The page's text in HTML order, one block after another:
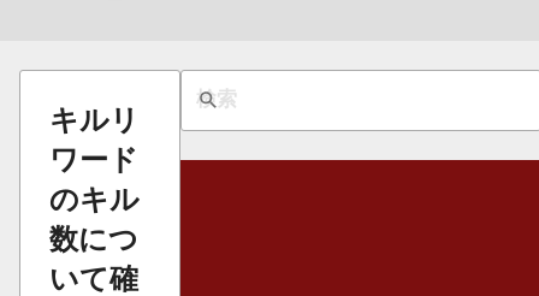
キルリ
ワード
のキル
数につ
いて確